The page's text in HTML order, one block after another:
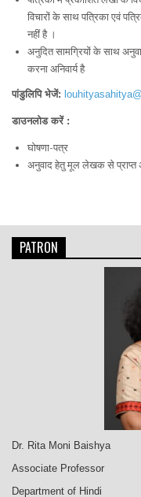
विचारों के साथ पत्रिका एवं
नहीं है ।
अनुदित सामग्रियों के साथ
करना अनिवार्य है
पांडुलिपि भेजें:
डाउनलोड करें :
घोषणा-पत्र
अनुवाद हेतु मूल लेखक से प्राप्त
PATRON
Dr. Rita Moni Baishya
Associate Professor
Department of Hindi